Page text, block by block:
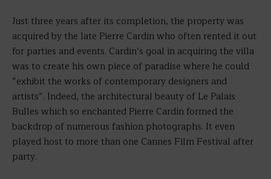
Just three years after its completion, the property was
acquired by the late Pierre Cardin who often rented it out
for parties and events. Cardin’s goal in acquiring the villa
was to create his own piece of paradise where he could
“exhibit the works of contemporary designers and
artists”. Indeed, the architectural beauty of Le Palais
Bulles which so enchanted Pierre Cardin formed the
backdrop of numerous fashion photographs. It even
played host to more than one Cannes Film Festival after
party.